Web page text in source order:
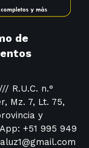
de
R.U.C. n.°
Mz. 7, Lt. 75,
y
+51 995 949